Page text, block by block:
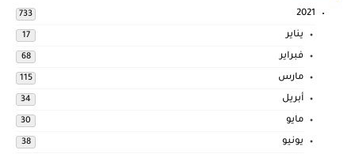
2021
733
يناير 17
فبراير 68
مارس 115
أبريل 34
مايو 30
يونيو 38